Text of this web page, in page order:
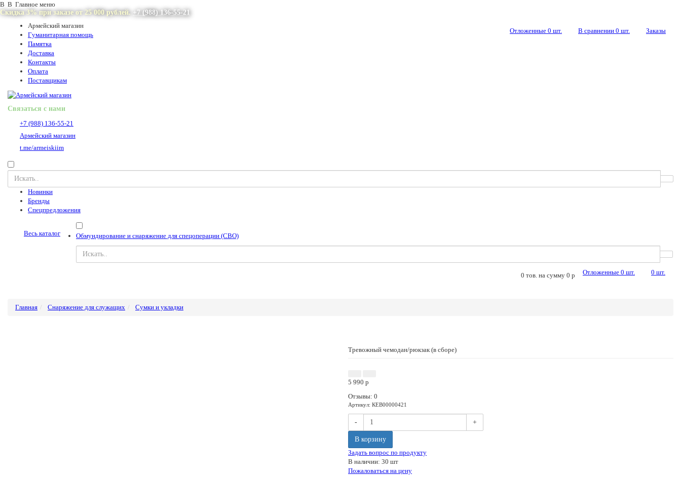
В В Главное меню
Скидка 3% при заказе от 25 000 рублей. +7 (988) 136-55-21
Армейский магазин
Гуманитарная помощь
Памятка
Доставка
Контакты
Оплата
Поставщикам
Отложенные 0 шт. В сравнении 0 шт. Заказы
Связаться с нами
+7 (988) 136-55-21
Армейский магазин
t.me/armeiskiim
Новинки
Бренды
Спецпредложения
Весь каталог Обмундирование и снаряжение для спецоперации (СВО)
Отложенные 0 шт. 0 шт.
0 тов. на сумму 0 p
Главная Снаряжение для служащих Сумки и укладки
Тревожный чемодан/рюкзак (в сборе)
5 990 p
Отзывы: 0
Артикул: КЕВ00000421
- +
В корзину
Задать вопрос по продукту
В наличии: 30 шт
Пожаловаться на цену